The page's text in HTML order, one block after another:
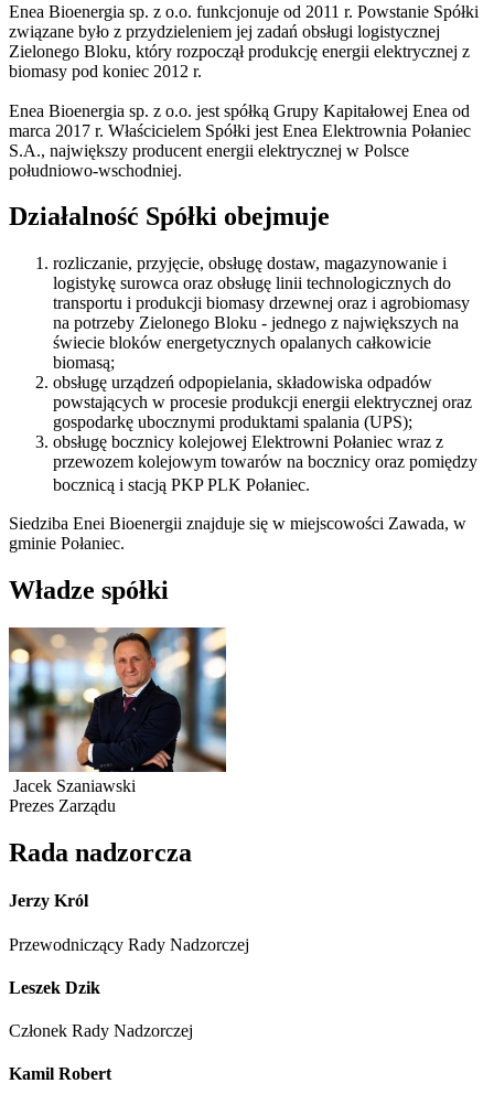
Enea Bioenergia sp. z o.o. funkcjonuje od 2011 r. Powstanie Spółki
związane było z przydzieleniem jej zadań obsługi logistycznej
Zielonego Bloku, który rozpoczął produkcję energii elektrycznej z
biomasy pod koniec 2012 r.
Enea Bioenergia sp. z o.o. jest spółką Grupy Kapitałowej Enea od
marca 2017 r. Właścicielem Spółki jest Enea Elektrownia Połaniec
S.A., największy producent energii elektrycznej w Polsce
południowo-wschodniej.
Działalność Spółki obejmuje
rozliczanie, przyjęcie, obsługę dostaw, magazynowanie i
logistykę surowca oraz obsługę linii technologicznych do
transportu i produkcji biomasy drzewnej oraz i agrobiomasy
na potrzeby Zielonego Bloku - jednego z największych na
świecie bloków energetycznych opalanych całkowicie
biomasą;
obsługę urządzeń odpopielania, składowiska odpadów
powstających w procesie produkcji energii elektrycznej oraz
gospodarkę ubocznymi produktami spalania (UPS);
obsługę bocznicy kolejowej Elektrowni Połaniec wraz z
przewozem kolejowym towarów na bocznicy oraz pomiędzy
bocznicą i stacją PKP PLK Połaniec.
Siedziba Enei Bioenergii znajduje się w miejscowości Zawada, w
gminie Połaniec.
Władze spółki
Jacek Szaniawski
Prezes Zarządu
Rada nadzorcza
Jerzy Król
Przewodniczący Rady Nadzorczej
Leszek Dzik
Członek Rady Nadzorczej
Kamil Robert